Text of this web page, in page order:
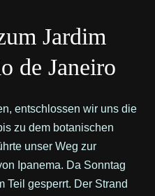
Jardim
de Janeiro
entschlossen wir uns die
zu dem botanischen
unser Weg zur
Ipanema. Da Sonntag
Teil gesperrt. Der Strand